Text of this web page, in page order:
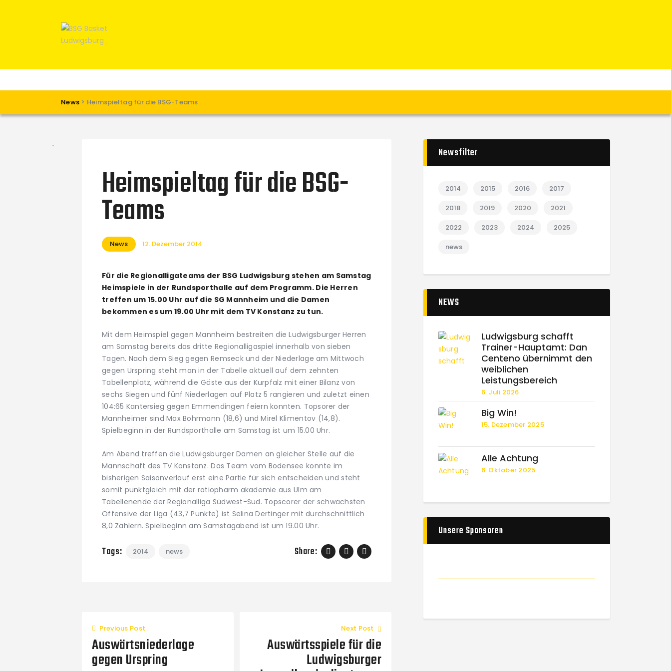
News > Heimspieltag für die BSG-Teams
Spielbetrieb
Heimspieltag für die BSG-
Teams
News 12. Dezember 2014
Für die Regionalligateams der BSG Ludwigsburg stehen am Samstag
Heimspiele in der Rundsporthalle auf dem Programm. Die Herren
treffen um 15.00 Uhr auf die SG Mannheim und die Damen
bekommen es um 19.00 Uhr mit dem TV Konstanz zu tun.
Mit dem Heimspiel gegen Mannheim bestreiten die Ludwigsburger Herren
am Samstag bereits das dritte Regionalligaspiel innerhalb von sieben
Tagen. Nach dem Sieg gegen Remseck und der Niederlage am Mittwoch
gegen Urspring steht man in der Tabelle aktuell auf dem zehnten
Tabellenplatz, während die Gäste aus der Kurpfalz mit einer Bilanz von
sechs Siegen und fünf Niederlagen auf Platz 5 rangieren und zuletzt einen
104:65 Kantersieg gegen Emmendingen feiern konnten. Topsorer der
Mannheimer sind Max Bohrmann (18,6) und Mirel Klimentov (14,8).
Spielbeginn in der Rundsporthalle am Samstag ist um 15.00 Uhr.
Am Abend treffen die Ludwigsburger Damen an gleicher Stelle auf die
Mannschaft des TV Konstanz. Das Team vom Bodensee konnte im
bisherigen Saisonverlauf erst eine Partie für sich entscheiden und steht
somit punktgleich mit der ratiopharm akademie aus Ulm am
Tabellenende der Regionalliga Südwest-Süd. Topscorer der schwächsten
Offensive der Liga (43,7 Punkte) ist Selina Dertinger mit durchschnittlich
8,0 Zählern. Spielbeginn am Samstagabend ist um 19.00 Uhr.
Tags: 2014 news Share:
Previous Post
Auswärtsniederlage
gegen Urspring
Next Post
Auswärtsspiele für die
Ludwigsburger
Newsfilter
2014 2015 2016 2017
2018 2019 2020 2021
2022 2023 2024 2025
news
NEWS
Ludwigsburg schafft
Trainer-Hauptamt: Dan
Centeno übernimmt den
weiblichen
Leistungsbereich
6. Juli 2026
Big Win!
15. Dezember 2025
Alle Achtung
6. Oktober 2025
Unsere Sponsoren